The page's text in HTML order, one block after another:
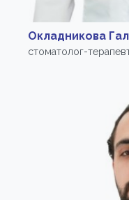
Окладникова
стоматолог-